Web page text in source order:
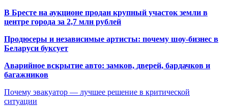
В Бресте на аукционе продан крупный участок земли в
центре города за 2,7 млн рублей
Продюсеры и независимые артисты: почему шоу-бизнес в
Беларуси буксует
Аварийное вскрытие авто: замков, дверей, бардачков и
багажников
Почему эвакуатор — лучшее решение в критической
ситуации